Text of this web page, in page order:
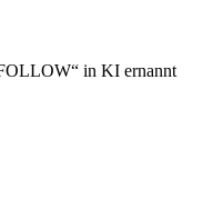
in KI ernannt